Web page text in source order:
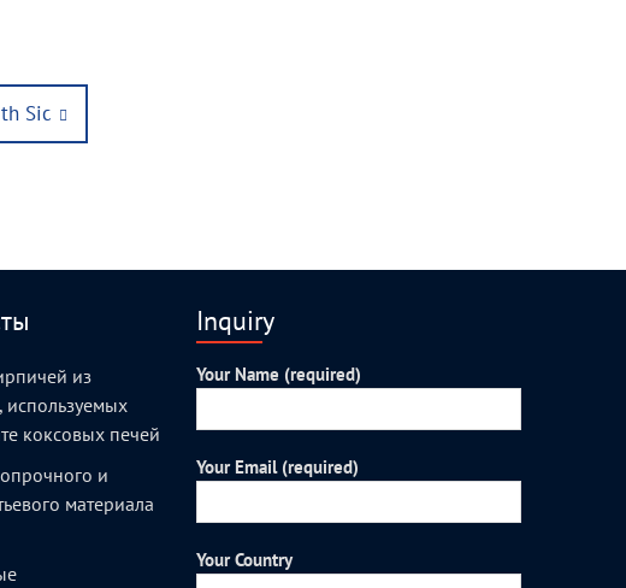
Sic
из
используемых
коксовых печей
и
материала
Inquiry
Your Name (required)
Your Email (required)
Your Country